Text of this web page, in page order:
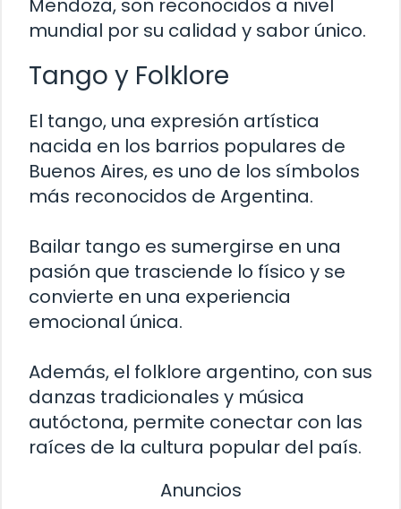
Mendoza, son reconocidos a nivel
mundial por su calidad y sabor único.
Tango y Folklore
El tango, una expresión artística
nacida en los barrios populares de
Buenos Aires, es uno de los símbolos
más reconocidos de Argentina.
Bailar tango es sumergirse en una
pasión que trasciende lo físico y se
convierte en una experiencia
emocional única.
Además, el folklore argentino, con sus
danzas tradicionales y música
autóctona, permite conectar con las
raíces de la cultura popular del país.
Anuncios